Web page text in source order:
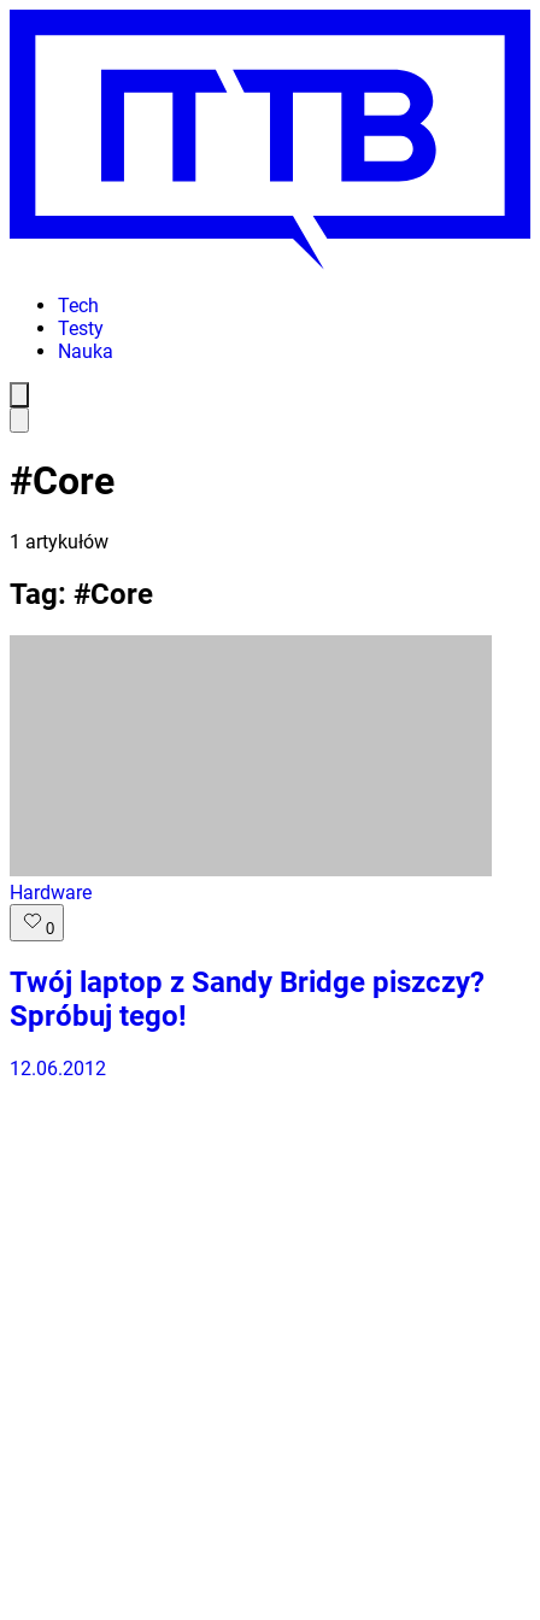
Tech
Testy
Nauka
#Core
1 artykułów
Tag: #Core
Hardware
0
Twój laptop z Sandy Bridge piszczy?
Spróbuj tego!
12.06.2012